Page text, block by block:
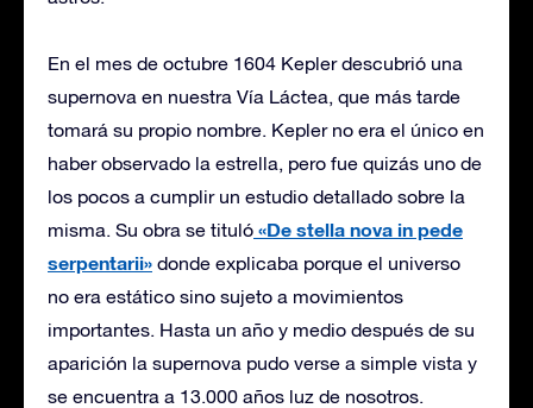
En el mes de octubre 1604 Kepler descubrió una
supernova en nuestra Vía Láctea, que más tarde
tomará su propio nombre. Kepler no era el único en
haber observado la estrella, pero fue quizás uno de
los pocos a cumplir un estudio detallado sobre la
misma. Su obra se tituló «De stella nova in pede
serpentarii» donde explicaba porque el universo
no era estático sino sujeto a movimientos
importantes. Hasta un año y medio después de su
aparición la supernova pudo verse a simple vista y
se encuentra a 13.000 años luz de nosotros.